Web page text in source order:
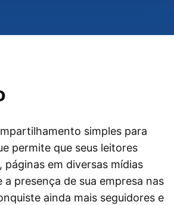
simples para
permite que seus leitores
páginas em diversas mídias
a presença de sua empresa nas
ainda mais seguidores e